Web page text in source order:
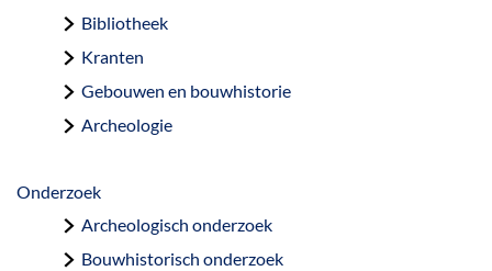
Bibliotheek
Kranten
Gebouwen en bouwhistorie
Archeologie
Onderzoek
Archeologisch onderzoek
Bouwhistorisch onderzoek